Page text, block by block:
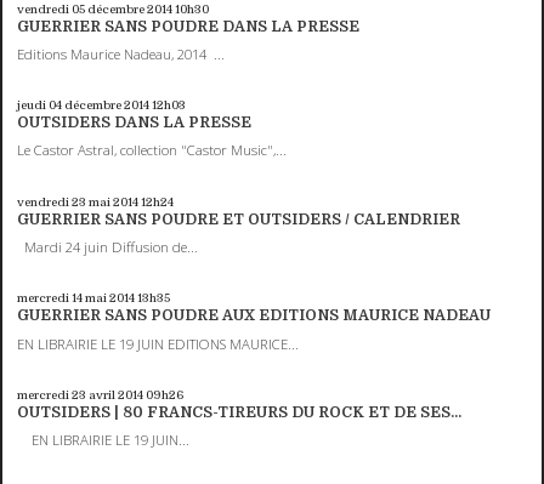
vendredi 05 décembre 201410h30
GUERRIER SANS POUDRE DANS LA PRESSE
Editions Maurice Nadeau, 2014 ...
jeudi 04 décembre 201412h03
OUTSIDERS DANS LA PRESSE
Le Castor Astral, collection "Castor Music",...
vendredi 23 mai 201412h24
GUERRIER SANS POUDRE ET OUTSIDERS / CALENDRIER
Mardi 24 juin Diffusion de...
mercredi 14mai 201413h35
GUERRIER SANS POUDRE AUX EDITIONS MAURICE NADEAU
EN LIBRAIRIE LE 19 JUIN EDITIONS MAURICE...
mercredi 23 avril 2014 09h26
OUTSIDERS | 80 FRANCS-TIREURS DU ROCK ET DE SES...
EN LIBRAIRIE LE 19 JUIN...